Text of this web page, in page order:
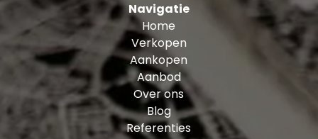
Navigatie
Home
Verkopen
Aankopen
Aanbod
Over ons
Blog
Referenties